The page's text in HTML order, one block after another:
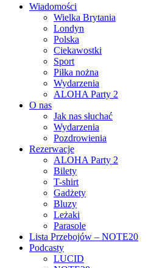
Wiadomości
Wielka Brytania
Londyn
Polska
Ciekawostki
Sport
Piłka nożna
Wydarzenia
ALOHA Party 2
O nas
Jak nas słuchać
Wydarzenia
Pozdrowienia
Rezerwacje
ALOHA Party 2
Bilety
T-shirt
Gadżety
Bluzy
Leżaki
Parasole
Lista Przebojów – NOTE20
Podcasty
LUCID